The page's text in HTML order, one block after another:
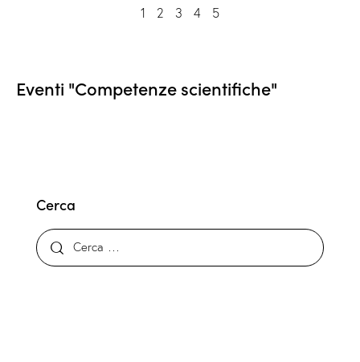
1 2 3 4 5
Eventi "Competenze scientifiche"
Cerca